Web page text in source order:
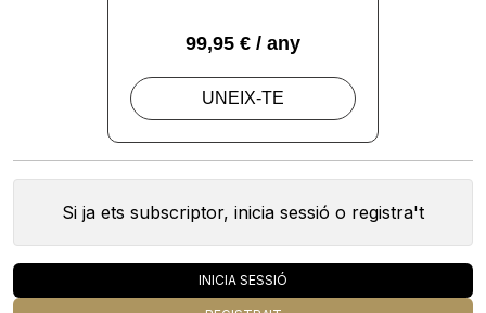
Si ja ets subscriptor, inicia sessió o registra't
INICIA SESSIÓ